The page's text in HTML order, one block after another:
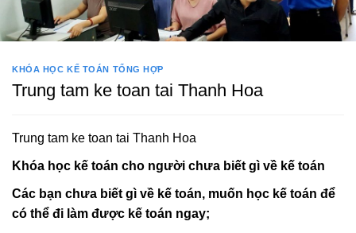
KHÓA HỌC KẾ TOÁN TỔNG HỢP
Trung tam ke toan tai Thanh Hoa
Trung tam ke toan tai Thanh Hoa
Khóa học kế toán cho người chưa biết gì về kế toán
Các bạn chưa biết gì về kế toán, muốn học kế toán để
có thể đi làm được kế toán ngay;